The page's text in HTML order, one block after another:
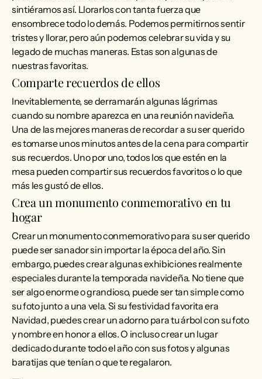
sintiéramos así. Llorarlos con tanta fuerza que
ensombrece todo lo demás. Podemos permitirnos sentir
tristes y llorar, pero aún podemos celebrar su vida y su
legado de muchas maneras. Estas son algunas de
nuestras favoritas.
Comparte recuerdos de ellos
Inevitablemente, se derramarán algunas lágrimas
cuando su nombre aparezca en una reunión navideña.
Una de las mejores maneras de recordar a su ser querido
es tomarse unos minutos antes de la cena para compartir
sus recuerdos. Uno por uno, todos los que estén en la
mesa pueden compartir sus recuerdos favoritos o lo que
más les gustó de ellos.
Crea un monumento conmemorativo en tu
hogar
Crear un monumento conmemorativo para su ser querido
puede ser sanador sin importar la época del año. Sin
embargo, puedes crear algunas exhibiciones realmente
especiales durante la temporada navideña. No tiene que
ser algo enorme o grandioso, puede ser tan simple como
su foto junto a una vela. Si su festividad favorita era
Navidad, puedes crear un adorno para tu árbol con su foto
y nombre en honor a ellos. O incluso crear un lugar
dedicado durante todo el año con sus fotos y algunas
baratijas que tenían o que te regalaron.